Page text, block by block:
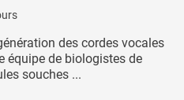
des cordes vocales
équipe de biologistes de
souches ...